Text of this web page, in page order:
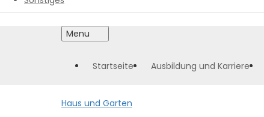
Menu
Startseite Ausbildung und Karriere
Haus und Garten